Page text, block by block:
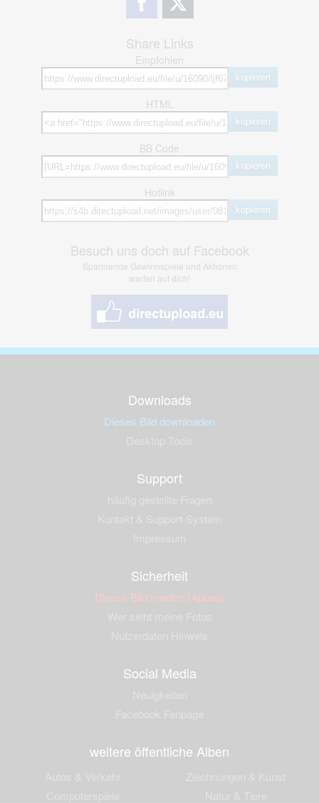
Share Links
Empfohlen
kopieren
HTML
kopieren
BB Code
kopieren
Hotlink
kopieren
Besuch uns doch auf Facebook
Spannende Gewinnspiele und Aktionen
warten auf dich!
Downloads
Dieses Bild downloaden
Support
Sicherheit
Dieses Bild melden (Abuse)
Social Media
weitere öffentliche Alben